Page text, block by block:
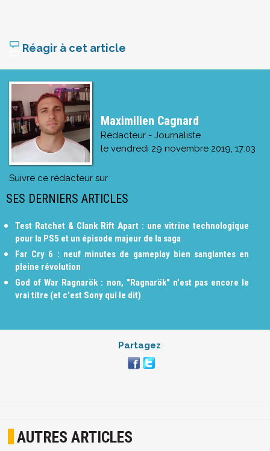
Réagir à cet article
Maximilien Cagnard
Rédacteur - Journaliste
le vendredi 29 novembre 2019, 17:03
Suivre ce rédacteur sur
SES DERNIERS ARTICLES
Test Ratchet & Clank Rift Apart : une vitrine technologique
pour la PS5 et un épisode majeur de la saga
Far Cry 6 : neuf minutes de gameplay bien sanglantes en
pleine révolution
God of War Ragnarök : non, "Ragnarök" n'est pas encore le
vrai titre (et c'est Sony qui le dit)
Partagez
AUTRES ARTICLES